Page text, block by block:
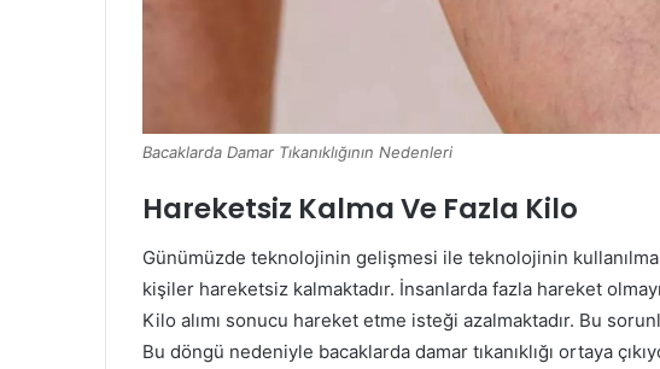
Bacaklarda Damar Tıkanıklığının Nedenleri
Hareketsiz Kalma Ve Fazla Kilo
Günümüzde teknolojinin gelişmesi ile teknolojinin
kişiler hareketsiz kalmaktadır. İnsanlarda fazla hareket
Kilo alımı sonucu hareket etme isteği azalmaktadır. Bu
Bu döngü nedeniyle bacaklarda damar tıkanıklığı ortaya